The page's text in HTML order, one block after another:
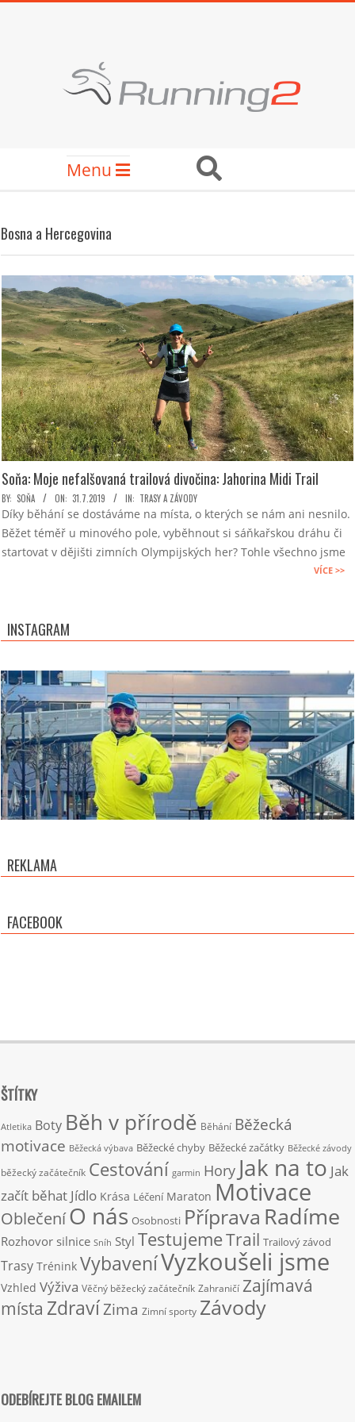
Secondary
Navigation
Menu Search
Bosna a Hercegovina
Soňa: Moje nefalšovaná trailová divočina: Jahorina Midi Trail
2019-
07-
31
BY: SOŇA ON: 31.7.2019 IN: TRASY A ZÁVODY
Díky běhání se dostáváme na místa, o kterých se nám ani nesnilo.
Běžet téměř u minového pole, vyběhnout si sáňkařskou dráhu či
startovat v dějišti zimních Olympijských her? Tohle všechno jsme
VÍCE >>
INSTAGRAM
REKLAMA
FACEBOOK
ŠTÍTKY
Atletika Boty Běh v přírodě Běhání Běžecká
motivace Běžecká výbava Běžecké chyby Běžecké začátky Běžecké závody
běžecký začátečník Cestování garmin Hory Jak na to Jak
začít běhat Jídlo Krása Léčení Maraton Motivace
OblečeníO nás Osobnosti Příprava Radíme
Rozhovor silnice Sníh Styl TestujemeTrail Trailový závod
Trasy Trénink VybaveníVyzkoušeli jsme
Vzhled Výživa Věčný běžecký začátečník Zahraničí Zajímavá
místa ZdravíZima Zimní sporty Závody
ODEBÍREJTE BLOG EMAILEM